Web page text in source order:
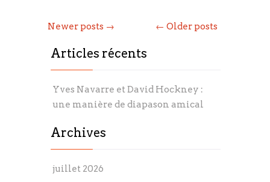
Newer posts → ← Older posts
Articles récents
Yves Navarre et David Hockney :
une manière de diapason amical
Archives
juillet 2026